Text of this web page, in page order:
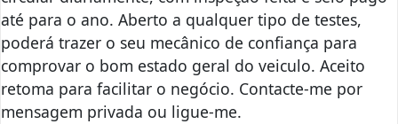
até para o ano. Aberto a qualquer tipo de testes,
poderá trazer o seu mecânico de confiança para
comprovar o bom estado geral do veiculo. Aceito
retoma para facilitar o negócio. Contacte-me por
mensagem privada ou ligue-me.